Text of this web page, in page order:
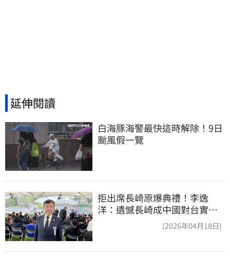
延伸閱讀
白海豚海警最快這時解除！9日
颱風假一覽
拒出席長崎原爆典禮！李逸
洋：遺憾長崎成中國對台實施
法律戰的執行工具(2026年04月18日)